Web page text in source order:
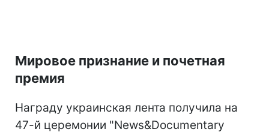
Мировое признание и почетная
премия
Награду украинская лента получила на
47-й церемонии "News&Documentary